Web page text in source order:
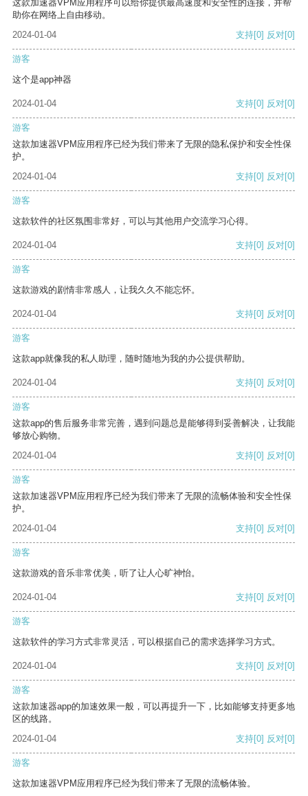
这款加速器VPM应用程序可以给你提供最高速度和安全性的连接，并帮
助你在网络上自由移动。
2024-01-04
支持[0] 反对[0]
游客
这个是app神器
2024-01-04 支持[0] 反对[0]
游客
这款加速器VPM应用程序已经为我们带来了无限的隐私保护和安全性保
护。
2024-01-04
支持[0] 反对[0]
游客
这款软件的社区氛围非常好，可以与其他用户交流学习心得。
2024-01-04 支持[0] 反对[0]
游客
这款游戏的剧情非常感人，让我久久不能忘怀。
2024-01-04 支持[0] 反对[0]
游客
这款app就像我的私人助理，随时随地为我的办公提供帮助。
2024-01-04 支持[0] 反对[0]
游客
这款app的售后服务非常完善，遇到问题总是能够得到妥善解决，让我能
够放心购物。
2024-01-04
支持[0] 反对[0]
游客
这款加速器VPM应用程序已经为我们带来了无限的流畅体验和安全性保
护。
2024-01-04
支持[0] 反对[0]
游客
这款游戏的音乐非常优美，听了让人心旷神怡。
2024-01-04 支持[0] 反对[0]
游客
这款软件的学习方式非常灵活，可以根据自己的需求选择学习方式。
2024-01-04 支持[0] 反对[0]
游客
这款加速器app的加速效果一般，可以再提升一下，比如能够支持更多地
区的线路。
2024-01-04
支持[0] 反对[0]
游客
这款加速器VPM应用程序已经为我们带来了无限的流畅体验。